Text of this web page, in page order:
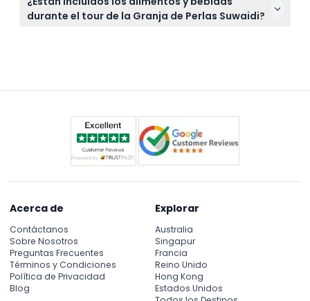
durante toda la visita.
5:30 p.m., con los viernes ligeramente extendidos
hasta las 6:00 p.m. (sujeto a cambios — por favor
durante el tour de la Granja de Perlas Suwaidi?
Acerca de
Contáctanos
Sobre Nosotros
Preguntas Frecuentes
Términos y Condiciones
Política de Privacidad
Blog
Explorar
Australia
Singapur
Francia
Reino Unido
Hong Kong
Estados Unidos